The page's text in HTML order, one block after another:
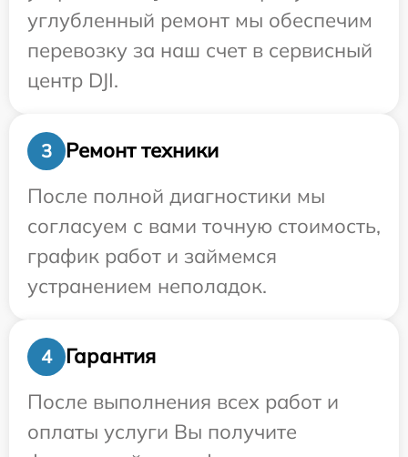
углубленный ремонт мы обеспечим
перевозку за наш счет в сервисный
центр DJI.
3
Ремонт техники
После полной диагностики мы
согласуем с вами точную стоимость,
график работ и займемся
устранением неполадок.
4
Гарантия
После выполнения всех работ и
оплаты услуги Вы получите